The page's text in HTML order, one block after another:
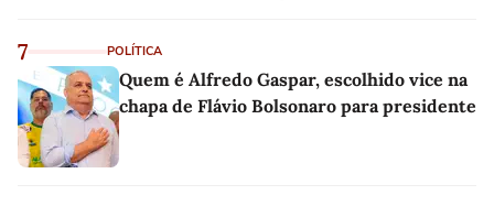
7 POLÍTICA
Quem é Alfredo Gaspar, escolhido vice na
chapa de Flávio Bolsonaro para presidente